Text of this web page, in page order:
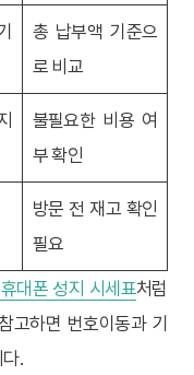
총 납부액 기준으
로 비교
불필요한 비용 여
부 확인
방문 전 재고 확인
필요
대폰 성지 시세표처럼
고하면 번호이동과 기
.